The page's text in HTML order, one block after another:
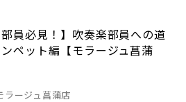
部員必見！】吹奏楽部員への道
ペット編【モラージュ菖蒲
ラージュ菖蒲店